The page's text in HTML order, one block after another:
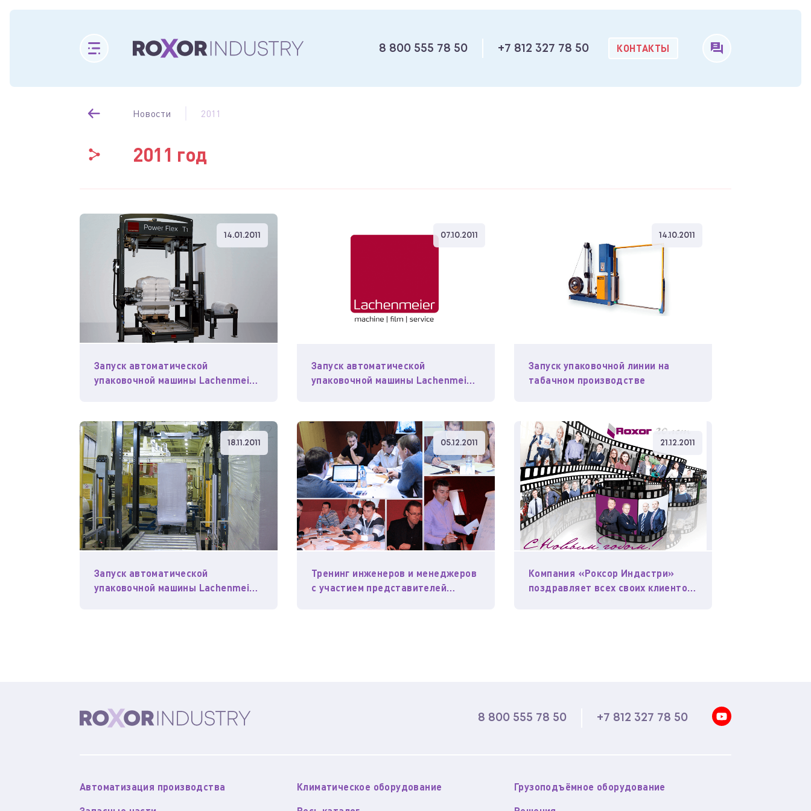
8 800 555 78 50 +7 812 327 78 50 КОНТАКТЫ
Новости 2011
2011 год
14.01.2011
Запуск автоматической
упаковочной машины Lachenmeier
07.10.2011
Запуск автоматической
упаковочной машины Lachenmeier
14.10.2011
Запуск упаковочной линии на
табачном производстве
18.11.2011
Запуск автоматической
упаковочной машины Lachenmeier
05.12.2011
Тренинг инженеров и менеджеров
с участием представителей
21.12.2011
Компания «Роксор Индастри»
поздравляет всех своих клиентов
8 800 555 78 50 +7 812 327 78 50
Автоматизация производства Климатическое оборудование
Грузоподъёмное оборудование